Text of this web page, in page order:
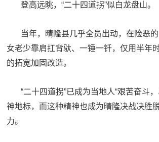
库
模
雄
模
登高远眺，“二十四道拐”似白龙盘山。
当年，晴隆县几乎全员出动，在险恶
女老少靠肩扛背驮、一锤一钎，仅用半年
的拓宽加固改造。
“二十四道拐”已成为当地人“艰苦奋斗
神地标，而这种精神也成为晴隆决战决胜
力。